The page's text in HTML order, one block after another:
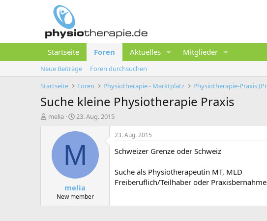
Startseite Foren Aktuelles Mitglieder
Neue Beiträge
Foren durchsuchen
Startseite
Foren Physiotherapie - Marktplatz
Suche kleine Physiotherapie Praxis
E
melia
E
s
e
l
t
a
m
23. Aug. 2015
M
melia
New member
23. Aug. 2015
Schweizer Grenze oder Schweiz
Suche als Physiotherapeutin MT, MLD
Freiberuflich/Teilhaber oder Praxisbernahme